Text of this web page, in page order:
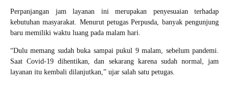
Perpanjangan jam layanan ini merupakan penyesuaian terhadap
kebutuhan masyarakat. Menurut petugas Perpusda, banyak pengunjung
baru memiliki waktu luang pada malam hari.
“Dulu memang sudah buka sampai pukul 9 malam, sebelum pandemi.
Saat Covid-19 dihentikan, dan sekarang karena sudah normal, jam
layanan itu kembali dilanjutkan,” ujar salah satu petugas.